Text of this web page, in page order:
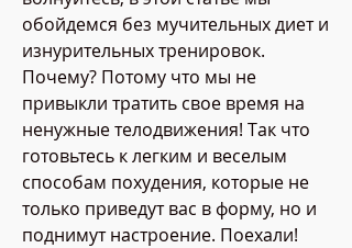
обойдемся без мучительных диет и
изнурительных тренировок.
Почему? Потому что мы не
привыкли тратить свое время на
ненужные телодвижения! Так что
готовьтесь к легким и веселым
способам похудения, которые не
только приведут вас в форму, но и
поднимут настроение. Поехали!